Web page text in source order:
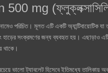
mg
পরিচিত। মূলত এটি একটি অ্যান্টিবায়োটিক
হাড়ের সংক্রমণের জন্য ব্যবহৃত হয়। এছাড়াও
থাকে।
ভালো ট্যাবলেট হিসেবে ইতিমধ্যে তালিকায়